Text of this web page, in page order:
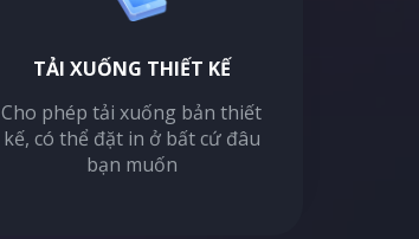
TẢI XUỐNG THIẾT KẾ
Cho phép tải xuống bản thiết
kế, có thể đặt in ở bất cứ đâu
bạn muốn